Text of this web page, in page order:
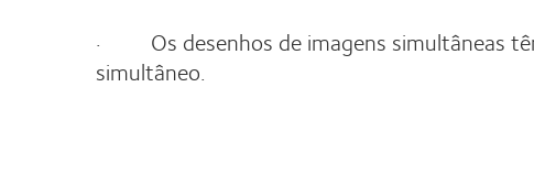
· Os desenhos de imagens simultâneas
simultâneo.